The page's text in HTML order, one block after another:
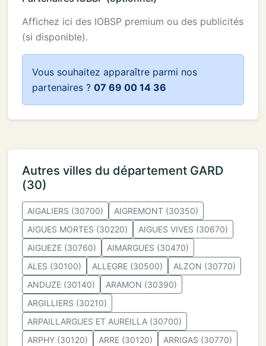
Affichez ici des IOBSP premium ou des publicités
(si disponible).
Vous souhaitez apparaître parmi nos
partenaires ? 07 69 00 14 36
Autres villes du département GARD
(30)
AIGALIERS (30700)
AIGREMONT (30350)
AIGUES MORTES (30220)
AIGUES VIVES (30670)
AIGUEZE (30760)
AIMARGUES (30470)
ALES (30100)
ALLEGRE (30500)
ALZON (30770)
ANDUZE (30140)
ARAMON (30390)
ARGILLIERS (30210)
ARPAILLARGUES ET AUREILLA (30700)
ARPHY (30120)
ARRE (30120)
ARRIGAS (30770)